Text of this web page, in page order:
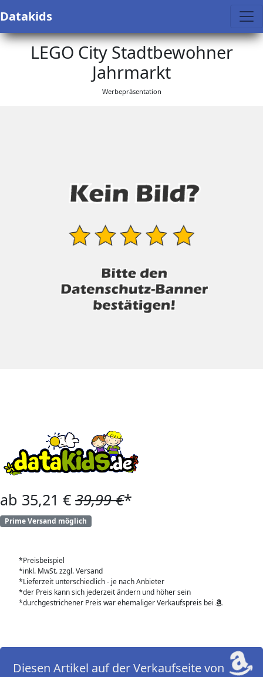
Datakids
LEGO City Stadtbewohner
Jahrmarkt
Werbepräsentation
ab 35,21 € 39,99 €*
Prime Versand möglich
*Preisbeispiel
*inkl. MwSt. zzgl. Versand
*Lieferzeit unterschiedlich - je nach Anbieter
*der Preis kann sich jederzeit ändern und höher sein
*durchgestrichener Preis war ehemaliger Verkaufspreis bei
Diesen Artikel auf der Verkaufseite von